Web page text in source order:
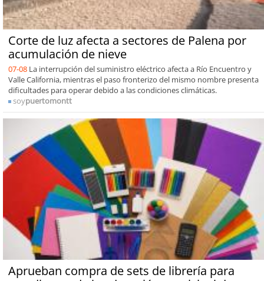
Corte de luz afecta a sectores de Palena por
acumulación de nieve
07-08 La interrupción del suministro eléctrico afecta a Río Encuentro y
Valle California, mientras el paso fronterizo del mismo nombre presenta
dificultades para operar debido a las condiciones climáticas.
soypuertomontt
Aprueban compra de sets de librería para